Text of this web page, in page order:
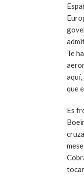
Te
aquí,
que
Es